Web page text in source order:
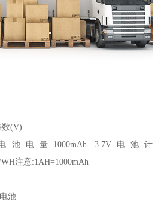
数(V)
电量1000mAh 3.7V电池计
注意:1AH=1000mAh
池